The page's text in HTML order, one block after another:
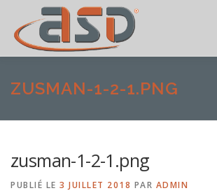
ACCUEIL SERVICES SHOWROOM
CONTACT
ZUSMAN-1-2-1.PNG
zusman-1-2-1.png
PUBLIÉ LE 3 JUILLET 2018 PAR ADMIN